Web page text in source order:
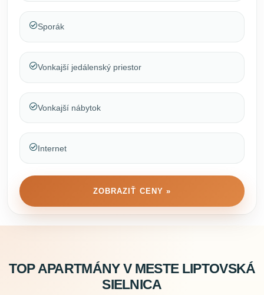
Sporák
Vonkajší jedálenský priestor
Vonkajší nábytok
Internet
ZOBRAZIŤ CENY »
TOP APARTMÁNY V MESTE LIPTOVSKÁ
SIELNICA